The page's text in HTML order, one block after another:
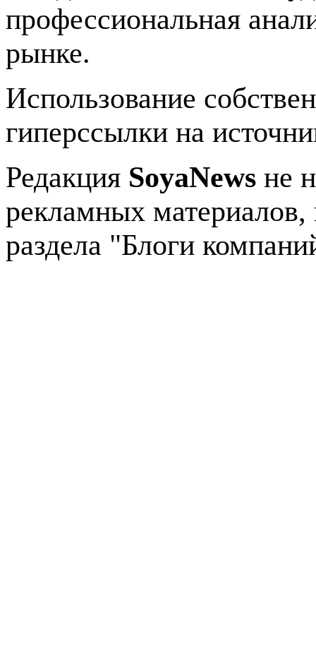
профессиональная
рынке.
Использование
гиперссылки на
Редакция SoyaNews не
рекламных
раздела "Блоги